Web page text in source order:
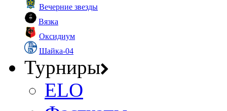
Вечерние звезды
Вязка
Оксидиум
Шайка-04
Турниры
ELO